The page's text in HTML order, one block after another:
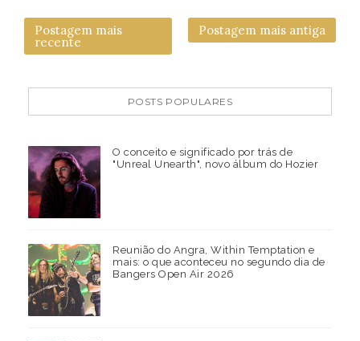
Postagem mais
recente
Postagem mais antiga
POSTS POPULARES
O conceito e significado por trás de
"Unreal Unearth", novo álbum do Hozier
Reunião do Angra, Within Temptation e
mais: o que aconteceu no segundo dia de
Bangers Open Air 2026